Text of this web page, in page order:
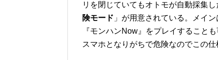
リを閉じていてもオトモが自動採集
険モード 」が用意されている。メイ
『モンハンNow』をプレイすること
スマホとなりがちで危険なのでこの仕